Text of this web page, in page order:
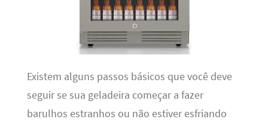
Existem alguns passos básicos que você deve
seguir se sua geladeira começar a fazer
barulhos estranhos ou não estiver esfriando